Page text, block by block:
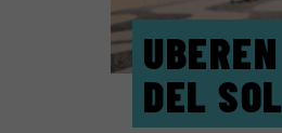
DEL SOL